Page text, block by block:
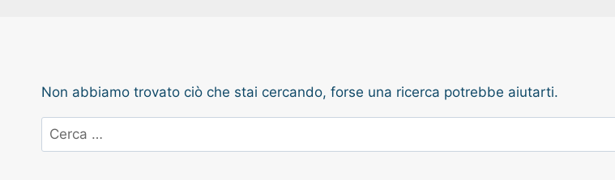
Non abbiamo trovato ciò che stai cercando, forse una ricerca potrebbe aiutarti.
Ricerca
per: